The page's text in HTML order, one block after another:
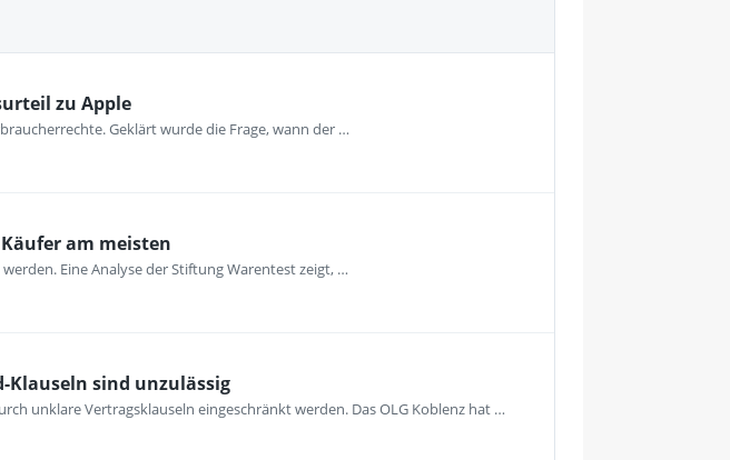
zu Apple
Geklärt wurde die Frage, wann der …
am meisten
Eine Analyse der Stiftung Warentest zeigt, …
Klauseln sind unzulässig
unklare Vertragsklauseln eingeschränkt werden. Das OLG Koblenz hat …